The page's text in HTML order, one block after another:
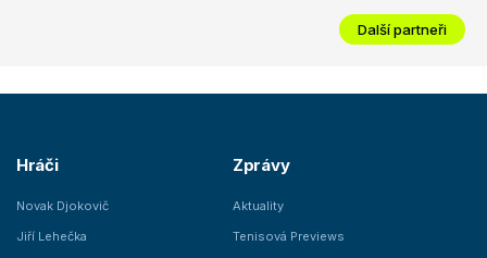
Další partneři
Hráči
Novak Djokovič
Jiří Lehečka
Zprávy
Aktuality
Tenisová Previews